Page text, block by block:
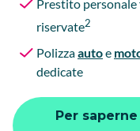
Prestito personale
riservate2
Polizzaautoe
dedicate
Per